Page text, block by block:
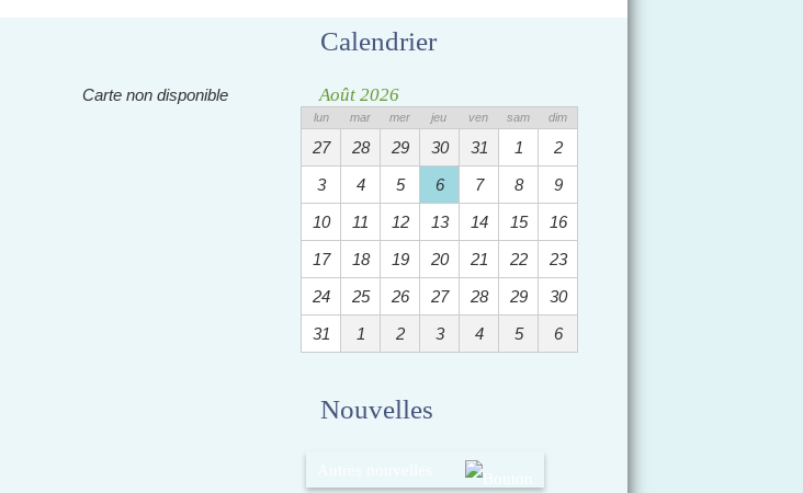
Carte non disponible
Calendrier
Août 2026
lun mar mer jeu ven sam dim
27 28 29 30 31 1
2
3
4 5 6 7 8
9
10
11 12 13 14 15
16
17
18 19 20 21 22
23
24
25 26 27 28 29
30
31
1 2 3 4 5 6
Nouvelles